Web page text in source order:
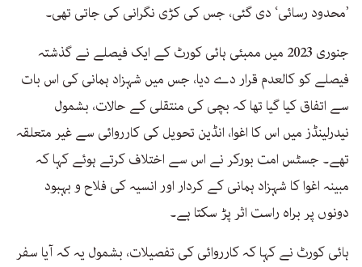
’محدود رسائی‘ دی گئی، جس کی کڑی نگرانی کی جاتی تھی۔
جنوری 2023 میں ممبئی ہائی کورٹ کے ایک فیصلے نے گذشتہ
فیصلے کو کالعدم قرار دے دیا، جس میں شہزاد ہمانی کی اس بات
سے اتفاق کیا گیا تھا کہ بچی کی منتقلی کے حالات، بشمول
نیدرلینڈز میں اس کا اغوا، انڈین تحویل کی کارروائی سے غیر متعلقہ
تھے۔ جسٹس امت بورکر نے اس سے اختلاف کرتے ہوئے کہا کہ
مبینہ اغوا کا شہزاد ہمانی کے کردار اور انسیہ کی فلاح و بہبود
دونوں پر براہ راست اثر پڑ سکتا ہے۔
ہائی کورٹ نے کہا کہ کارروائی کی تفصیلات، بشمول یہ کہ آیا سفر